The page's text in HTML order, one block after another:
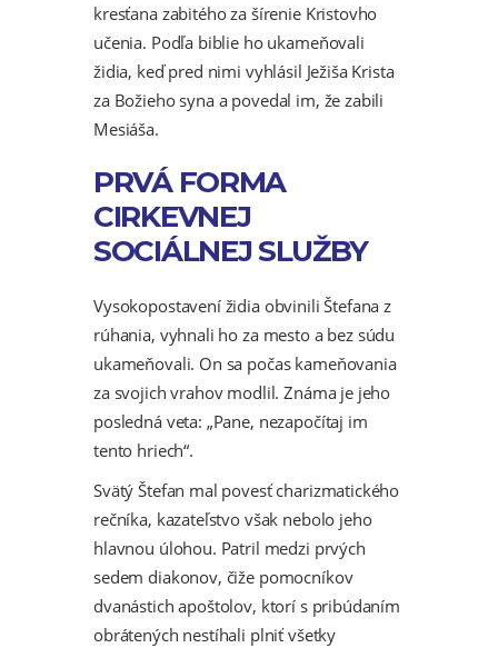
kresťana zabitého za šírenie Kristovho
učenia. Podľa biblie ho ukameňovali
židia, keď pred nimi vyhlásil Ježiša Krista
za Božieho syna a povedal im, že zabili
Mesiáša.
PRVÁ FORMA
CIRKEVNEJ
SOCIÁLNEJ SLUŽBY
Vysokopostavení židia obvinili Štefana z
rúhania, vyhnali ho za mesto a bez súdu
ukameňovali. On sa počas kameňovania
za svojich vrahov modlil. Známa je jeho
posledná veta: „Pane, nezapočítaj im
tento hriech“.
Svätý Štefan mal povesť charizmatického
rečníka, kazateľstvo však nebolo jeho
hlavnou úlohou. Patril medzi prvých
sedem diakonov, čiže pomocníkov
dvanástich apoštolov, ktorí s pribúdaním
obrátených nestíhali plniť všetky